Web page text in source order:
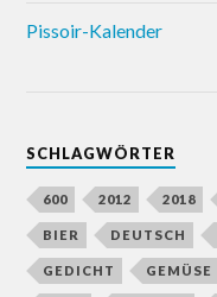
Pissoir-Kalender
SCHLAGWÖRTER
600 2012 2018
BIER DEUTSCH
GEDICHT GEMÜSE